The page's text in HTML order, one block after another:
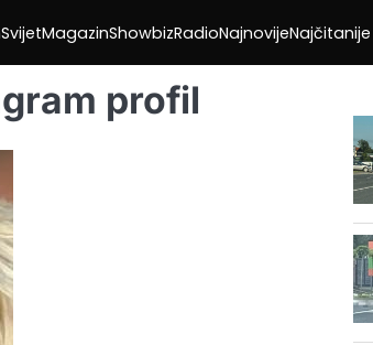
SvijetMagazinShowbizRadioNajnovijeNajčitanije
profil